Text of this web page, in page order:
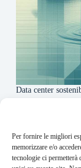
Per fornire le migliori
memorizzare e/o
tecnologie ci
Data center
About this website
Finance-Bullet.it